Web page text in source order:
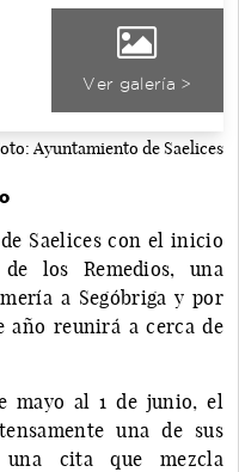
Ver galería >
Ayuntamiento de Saelices
Saelices con el inicio
los Remedios, una
a Segóbriga y por
año reunirá a cerca de
mayo al 1 de junio, el
una de sus
una cita que mezcla